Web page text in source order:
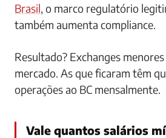
Brasil, o marco regulatório
também aumenta compliance.
Resultado? Exchanges
mercado. As que ficaram têm
operações ao BC mensalmente.
Vale quantos salários